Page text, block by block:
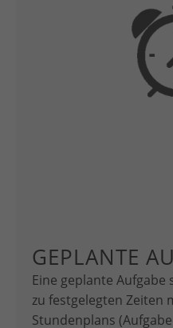
GEPLANTE
Eine geplante
zu festgelegten Zeiten
Stundenplans